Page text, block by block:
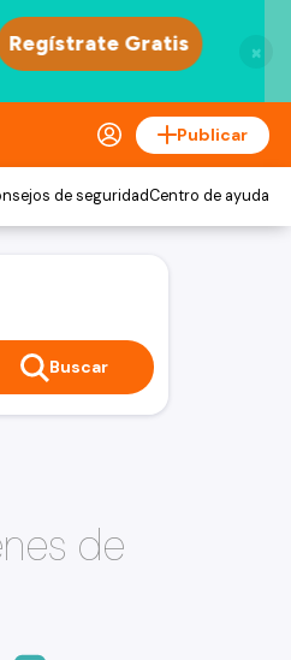
×
Publicar
de seguridadCentro de ayuda
Buscar
de